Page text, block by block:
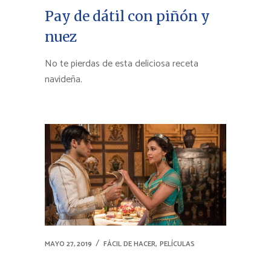
Pay de dátil con piñón y
nuez
No te pierdas de esta deliciosa receta
navideña.
MAYO 27, 2019 FÁCIL DE HACER, PELÍCULAS